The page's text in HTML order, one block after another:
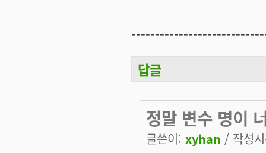
답글
정말 변수 명이
글쓴이: xyhan / 작성